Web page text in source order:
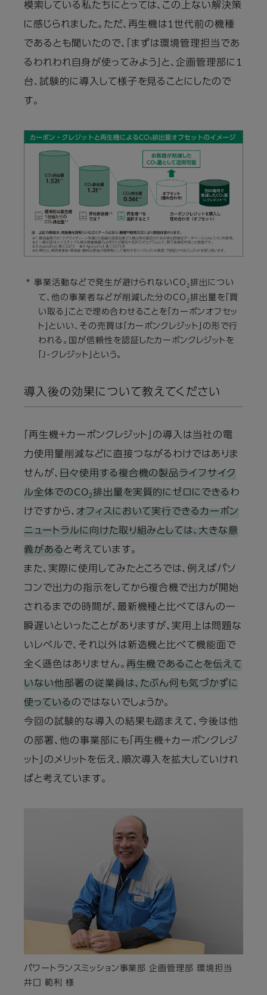
模索している私たちにとっては、この上ない解決策
に感じられました。ただ、再生機は1世代前の機種
であるとも聞いたので、「まずは環境管理担当であ
るわれわれ自身が使ってみよう」と、企画管理部に1
台、試験的に導入して様子を見ることにしたので
す。
* 事業活動などで発生が避けられないCO 2排出につい
て、他の事業者などが削減した分のCO 2排出量を「買
い取る」ことで埋め合わせることを「カーボンオフセッ
ト」といい、その売買は「カーボンクレジット」の形で行
われる。国が信頼性を認証したカーボンクレジットを
「J-クレジット」という。
導入後の効果について教えてください
「再生機＋カーボンクレジット」の導入は当社の電
力使用量削減などに直接つながるわけではありま
せんが、 日々使用する複合機の製品ライフサイク
ル全体でのCO 2 排出量を実質的にゼロにできる わ
けですから、 オフィスにおいて実行できるカーボン
ニュートラルに向けた取り組みとしては、大きな意
義がある と考えています。
また、実際に使用してみたところでは、例えばパソ
コンで出力の指示をしてから複合機で出力が開始
されるまでの時間が、最新機種と比べてほんの一
瞬遅いといったことがありますが、実用上は問題な
いレベルで、それ以外は新造機と比べて機能面で
全く遜色はありません。 再生機であることを伝えて
いない他部署の従業員は、たぶん何も気づかずに
使っている のではないでしょうか。
今回の試験的な導入の結果も踏まえて、今後は他
の部署、他の事業部にも「再生機＋カーボンクレジ
ット」のメリットを伝え、順次導入を拡大していけれ
ばと考えています。
パワートランスミッション事業部 企画管理部 環境担当
井口 範利 様